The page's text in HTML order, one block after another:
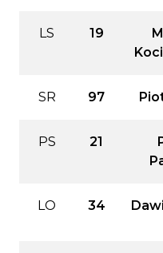
LS 19
SR 97
PS 21
LO 34